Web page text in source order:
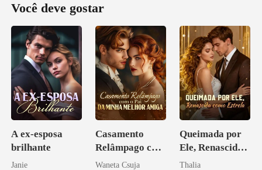
Você deve gostar
A ex-esposa
brilhante
Janie
Casamento
Relâmpago com
o Pai da Minha
Waneta Csuja
Queimada por
Ele, Renascida
como Estrela
Thalia